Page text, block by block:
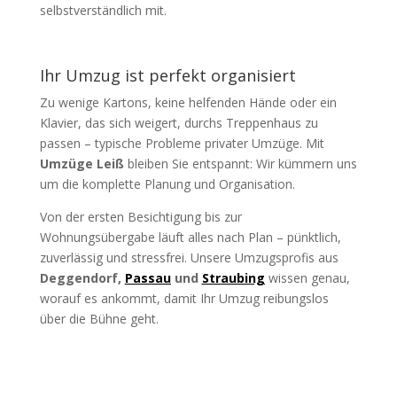
selbstverständlich mit.
Ihr Umzug ist perfekt organisiert
Zu wenige Kartons, keine helfenden Hände oder ein
Klavier, das sich weigert, durchs Treppenhaus zu
passen – typische Probleme privater Umzüge. Mit
Umzüge Leiß bleiben Sie entspannt: Wir kümmern uns
um die komplette Planung und Organisation.
Von der ersten Besichtigung bis zur
Wohnungsübergabe läuft alles nach Plan – pünktlich,
zuverlässig und stressfrei. Unsere Umzugsprofis aus
Deggendorf, Passauund Straubing wissen genau,
worauf es ankommt, damit Ihr Umzug reibungslos
über die Bühne geht.